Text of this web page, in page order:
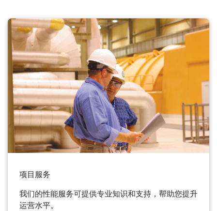
项目服务
我们的性能服务可提供专业知识和支持，帮助您提升
运营水平。